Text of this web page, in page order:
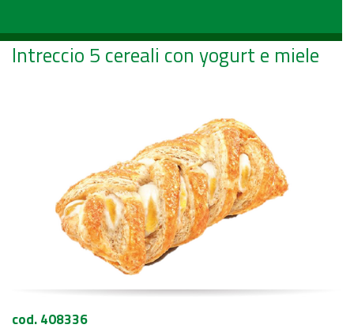
Intreccio 5 cereali con yogurt e miele
cod. 408336